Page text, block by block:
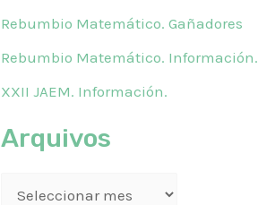
Rebumbio Matemático. Gañadores
Rebumbio Matemático. Información.
XXII JAEM. Información.
Arquivos